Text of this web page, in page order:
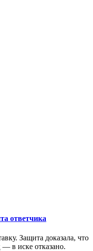
ответчика
Защита доказала, что
в иске отказано.